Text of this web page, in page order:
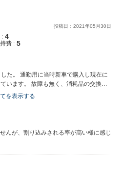
投稿日： 2021年05 月30日
: 4
費 : 5
た。 通勤用に当時新車で購入し現在に
います。 故障も無く、消耗品の交換の
いので助かります。
を表示する
んが、割り込みされる率が高い様に感じ